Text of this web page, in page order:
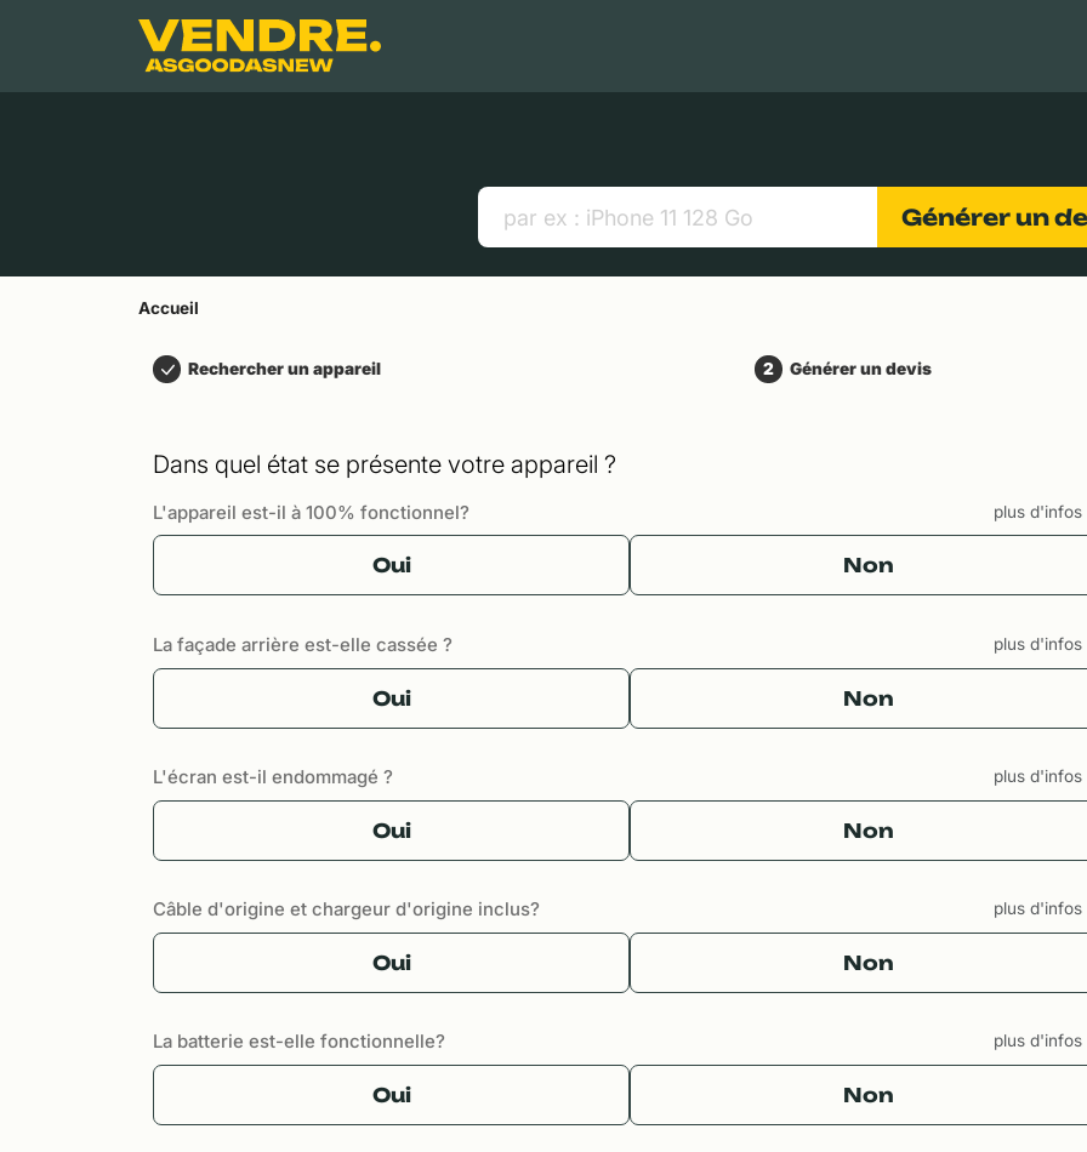
Contenu principal
Générer un
Accueil
Rechercher un appareil 2 Générer un devis
Dans quel état se présente votre appareil ?
L'appareil est-il à 100% fonctionnel? plus d'infos
Oui Non
La façade arrière est-elle cassée ? plus d'infos
Oui Non
L'écran est-il endommagé ? plus d'infos
Oui Non
Câble d'origine et chargeur d'origine inclus? plus d'infos
Oui Non
La batterie est-elle fonctionnelle? plus d'infos
Oui Non